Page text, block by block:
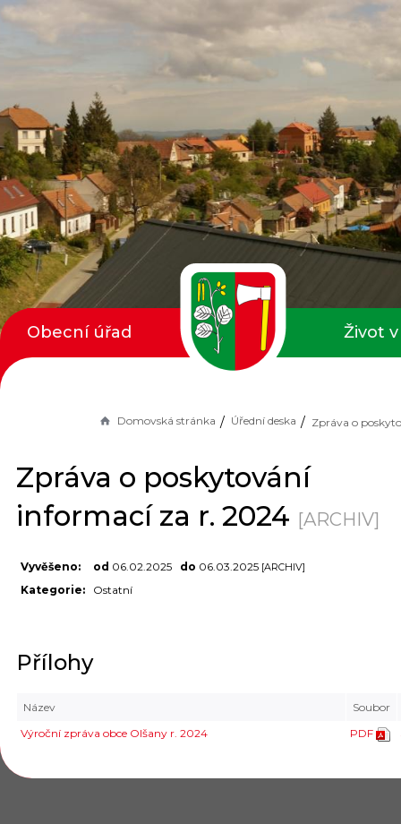
Domovská stránka Úřední deska
Zpráva o poskytování
informací za r. 2024 [ARCHIV]
Vyvěšeno: od 06.02.2025 do 06.03.2025 [ARCHIV]
Kategorie: Ostatní
Přílohy
Název
Soubor
Výroční zpráva obce Olšany r. 2024
PDF
Obecní úřad Život